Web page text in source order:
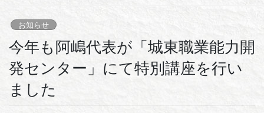
お知らせ
今年も阿嶋代表が「城東職業能力開
発センター」にて特別講座を行い
ました